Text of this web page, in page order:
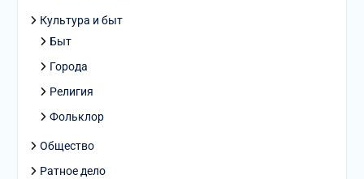
Культура и быт
Быт
Города
Религия
Фольклор
Общество
Ратное дело